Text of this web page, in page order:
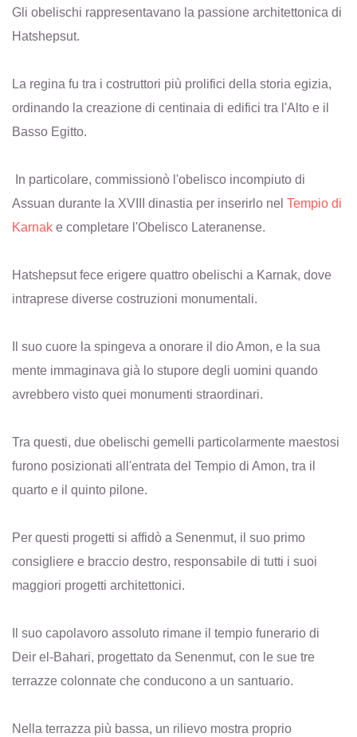
Gli obelischi rappresentavano la passione architettonica di
Hatshepsut.
La regina fu tra i costruttori più prolifici della storia egizia,
ordinando la creazione di centinaia di edifici tra l'Alto e il
Basso Egitto.
In particolare, commissionò l'obelisco incompiuto di
Assuan durante la XVIII dinastia per inserirlo nel Tempio di
Karnak e completare l'Obelisco Lateranense.
Hatshepsut fece erigere quattro obelischi a Karnak, dove
intraprese diverse costruzioni monumentali.
Il suo cuore la spingeva a onorare il dio Amon, e la sua
mente immaginava già lo stupore degli uomini quando
avrebbero visto quei monumenti straordinari.
Tra questi, due obelischi gemelli particolarmente maestosi
furono posizionati all'entrata del Tempio di Amon, tra il
quarto e il quinto pilone.
Per questi progetti si affidò a Senenmut, il suo primo
consigliere e braccio destro, responsabile di tutti i suoi
maggiori progetti architettonici.
Il suo capolavoro assoluto rimane il tempio funerario di
Deir el-Bahari, progettato da Senenmut, con le sue tre
terrazze colonnate che conducono a un santuario.
Nella terrazza più bassa, un rilievo mostra proprio